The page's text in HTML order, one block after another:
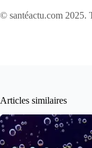
© santéactu.com 2025.
Articles similaires